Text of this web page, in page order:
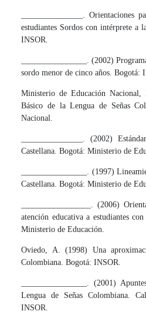
_______________. Orientaciones
estudiantes Sordos con intérprete a
INSOR.
________________. (2002)
sordo menor de cinco años. Bogotá:
Ministerio de Educación
Básico de la Lengua de Señas
Nacional.
_______________. (2002)
Castellana. Bogotá: Ministerio de
________________. (1997)
Castellana. Bogotá: Ministerio de
_________________. (2006)
atención educativa a estudiantes
Ministerio de Educación.
Oviedo, A. (1998) Una
Colombiana. Bogotá: INSOR.
________________. (2001)
Lengua de Señas Colombiana.
INSOR.